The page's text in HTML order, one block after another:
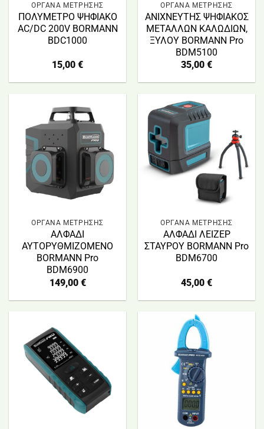
ΟΡΓΑΝΑ ΜΕΤΡΗΣΗΣ
ΠΟΛΥΜΕΤΡΟ ΨΗΦΙΑΚΟ
AC/DC 200V BORMANN
BDC1000
15,00 €
ΟΡΓΑΝΑ ΜΕΤΡΗΣΗΣ
ΑΝΙΧΝΕΥΤΗΣ ΨΗΦΙΑΚΟΣ
ΜΕΤΑΛΛΩΝ ΚΑΛΩΔΙΩΝ,
ΞΥΛΟΥ BORMANN Pro
BDM5100
35,00 €
ΟΡΓΑΝΑ ΜΕΤΡΗΣΗΣ
ΑΛΦΑΔΙ
ΑΥΤΟΡΥΘΜΙΖΟΜΕΝΟ
BORMANN Pro
BDM6900
149,00 €
ΟΡΓΑΝΑ ΜΕΤΡΗΣΗΣ
ΑΛΦΑΔΙ ΛΕΙΖΕΡ
ΣΤΑΥΡΟΥ BORMANN Pro
BDM6700
45,00 €